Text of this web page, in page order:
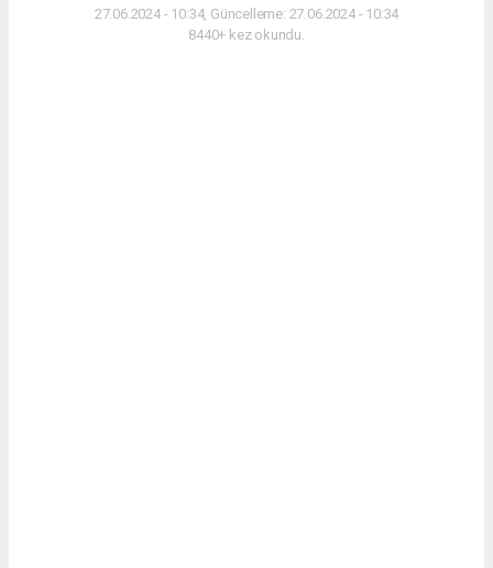
27.06.2024 - 10:34, Güncelleme: 27.06.2024 - 10:34
8440+ kez okundu.